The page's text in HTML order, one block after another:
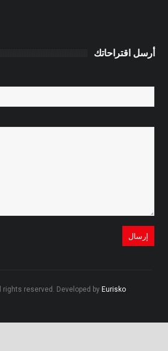
أرسل اقتراحاتك
reserved. Developed by Eurisko